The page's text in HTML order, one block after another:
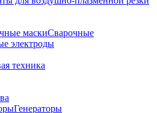
маскиСварочные
электроды
Генераторы